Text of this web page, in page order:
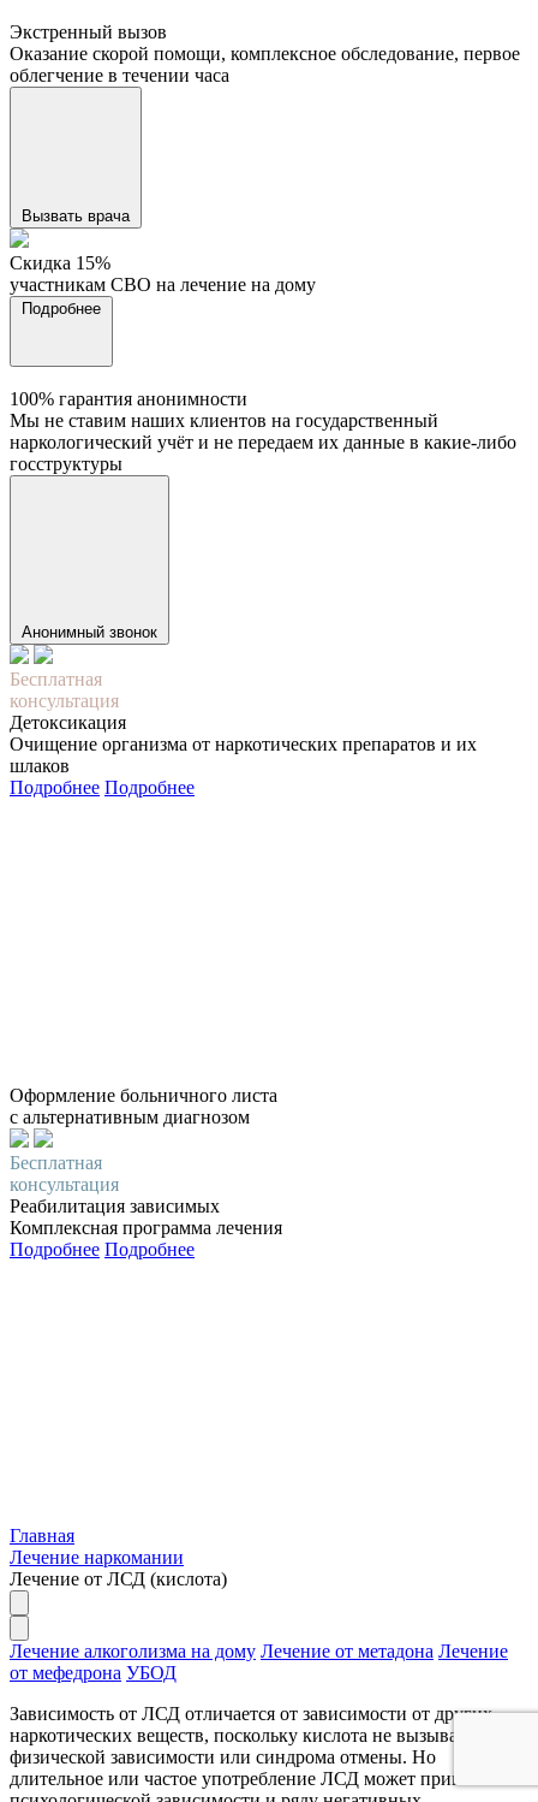
Экстренный вызов
Оказание скорой помощи, комплексное обследование, первое
облегчение в течении часа
Вызвать врача
Cкидка 15%
участникам СВО на лечение на дому
Подробнее
100% гарантия анонимности
Мы не ставим наших клиентов на государственный
наркологический учёт и не передаем их данные в какие-либо
госструктуры
Анонимный звонок
Бесплатная
консультация
Детоксикация
Очищение организма от наркотических препаратов и их
шлаков
Подробнее Подробнее
Оформление больничного листа
с альтернативным диагнозом
Бесплатная
консультация
Реабилитация зависимых
Комплексная программа лечения
Подробнее Подробнее
Главная
Лечение наркомании
Лечение от ЛСД (кислота)
Лечение алкоголизма на дому Лечение от метадона Лечение
от мефедрона УБОД
Зависимость от ЛСД отличается от зависимости от других
наркотических веществ, поскольку кислота не вызывает
физической зависимости или синдрома отмены. Но
длительное или частое употребление ЛСД может привести к